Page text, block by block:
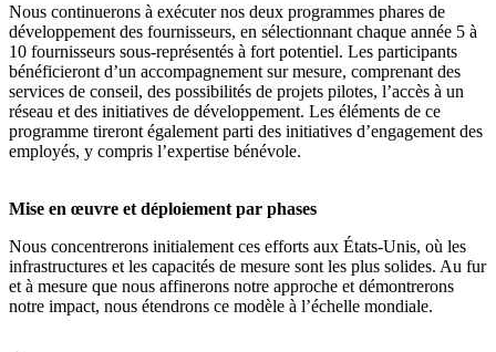
Nous continuerons à exécuter nos deux programmes phares de
développement des fournisseurs, en sélectionnant chaque année 5 à
10 fournisseurs sous-représentés à fort potentiel. Les participants
bénéficieront d’un accompagnement sur mesure, comprenant des
services de conseil, des possibilités de projets pilotes, l’accès à un
réseau et des initiatives de développement. Les éléments de ce
programme tireront également parti des initiatives d’engagement des
employés, y compris l’expertise bénévole.
Mise en œuvre et déploiement par phases
Nous concentrerons initialement ces efforts aux États-Unis, où les
infrastructures et les capacités de mesure sont les plus solides. Au fur
et à mesure que nous affinerons notre approche et démontrerons
notre impact, nous étendrons ce modèle à l’échelle mondiale.